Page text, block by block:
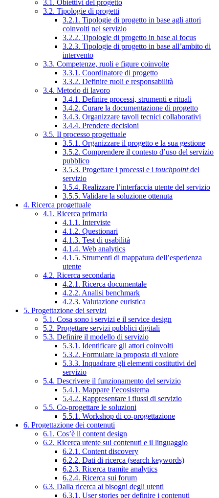
3.1. Obiettivi del progetto
3.2. Tipologie di progetti
3.2.1. Tipologie di progetto in base agli attori
coinvolti nel servizio
3.2.2. Tipologie di progetto in base al focus
3.2.3. Tipologie di progetto in base all’ambito di
intervento
3.3. Competenze, ruoli e figure coinvolte
3.3.1. Coordinatore di progetto
3.3.2. Definire ruoli e responsabilità
3.4. Metodo di lavoro
3.4.1. Definire processi, strumenti e rituali
3.4.2. Curare la documentazione di progetto
3.4.3. Organizzare tavoli tecnici collaborativi
3.4.4. Prendere decisioni
3.5. Il processo progettuale
3.5.1. Organizzare il progetto e la sua gestione
3.5.2. Comprendere il contesto d’uso del servizio
pubblico
3.5.3. Progettare i processi e i touchpointdel
servizio
3.5.4. Realizzare l’interfaccia utente del servizio
3.5.5. Validare la soluzione ottenuta
4. Ricerca progettuale
4.1. Ricerca primaria
4.1.1. Interviste
4.1.2. Questionari
4.1.3. Test di usabilità
4.1.4. Web analytics
4.1.5. Strumenti di mappatura dell’esperienza
utente
4.2. Ricerca secondaria
4.2.1. Ricerca documentale
4.2.2. Analisi benchmark
4.2.3. Valutazione euristica
5. Progettazione dei servizi
5.1. Cosa sono i servizi e il service design
5.2. Progettare servizi pubblici digitali
5.3. Definire il modello di servizio
5.3.1. Identificare gli attori coinvolti
5.3.2. Formulare la proposta di valore
5.3.3. Inquadrare gli elementi costitutivi del
servizio
5.4. Descrivere il funzionamento del servizio
5.4.1. Mappare l’ecosistema
5.4.2. Rappresentare i flussi di servizio
5.5. Co-progettare le soluzioni
5.5.1. Workshop di co-progettazione
6. Progettazione dei contenuti
6.1. Cos’è il content design
6.2. Ricerca utente sui contenuti e il linguaggio
6.2.1. Content discovery
6.2.2. Dati di ricerca (search keywords)
6.2.3. Ricerca tramite analytics
6.2.4. Ricerca sui forum
6.3. Dalla ricerca ai bisogni degli utenti
6.3.1. User stories per definire i contenuti